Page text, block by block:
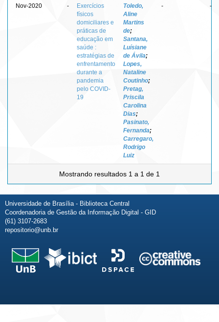
Nov-2020 -
Exercícios
físicos
domiciliares e
práticas de
educação em
saúde :
estratégias de
enfrentamento
durante a
pandemia
pelo COVID-
19
Toledo,
Aline
Martins
de;
Santana,
Luísiane
de Ávila;
Lopes,
Nataline
Coutinho;
Pretag,
Priscila
Carolina
Dias;
Pasinato,
Fernanda;
Carregaro,
Rodrigo
Luiz
- -
Mostrando resultados 1 a 1 de 1
Universidade de Brasília - Biblioteca Central
Coordenadoria de Gestão da Informação Digital - GID
(61) 3107-2683
repositorio@unb.br